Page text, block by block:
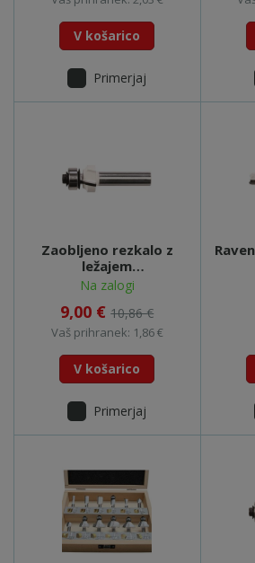
V košarico
Primerjaj
Zaobljeno rezkalo z
ležajem
19x9,5x53,4mm - D-
48359
Na zalogi
9,00 €10,86 €
Vaš prihranek: 1,86 €
V košarico
Primerjaj